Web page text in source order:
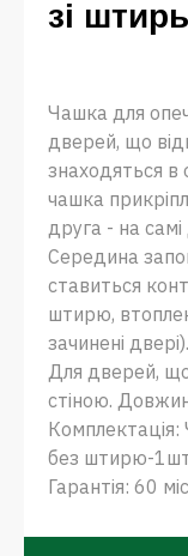
зі
Чашка для
дверей, що
знаходяться в
чашка
друга - на
Середина
ставиться
штирю,
зачинені двері).
Для дверей, що
стіною.
без штирю-
Гарантія: 60